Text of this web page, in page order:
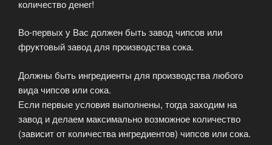
количество денег!
Во-первых у Вас должен быть завод чипсов или
фруктовый завод для производства сока.
Должны быть ингредиенты для производства любого
вида чипсов или сока.
Если первые условия выполнены, тогда заходим на
завод и делаем максимально возможное количество
(зависит от количества ингредиентов) чипсов или сока.